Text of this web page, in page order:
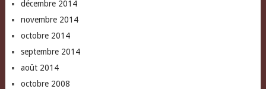
décembre 2014
novembre 2014
octobre 2014
septembre 2014
août 2014
octobre 2008